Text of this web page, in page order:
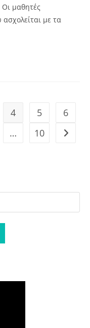
μαθητές
με τα
4 5
6
… 10 Go to